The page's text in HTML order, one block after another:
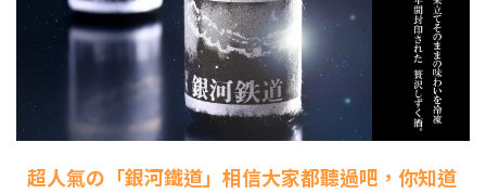
超人氣の「銀河鐵道」相信大家都聽過吧，你知道